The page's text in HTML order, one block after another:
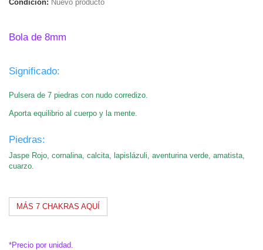
Condición: Nuevo producto
Bola de 8mm
Significado:
Pulsera de 7 piedras con nudo corredizo.
Aporta equilibrio al cuerpo y la mente.
Piedras:
Jaspe Rojo, cornalina, calcita, lapislázuli, aventurina verde, amatista,
cuarzo.
MÁS 7 CHAKRAS AQUÍ
*Precio por unidad.